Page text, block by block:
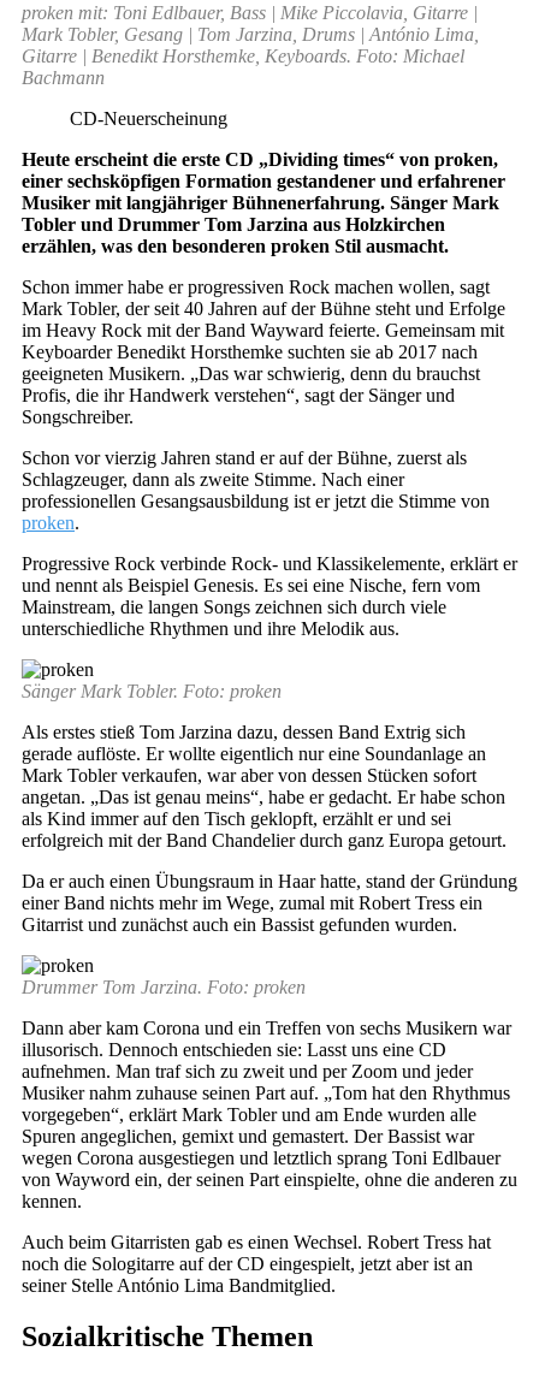
proken mit: Toni Edlbauer, Bass | Mike Piccolavia, Gitarre |
Mark Tobler, Gesang | Tom Jarzina, Drums | António Lima,
Gitarre | Benedikt Horsthemke, Keyboards. Foto: Michael
Bachmann
CD-Neuerscheinung
Heute erscheint die erste CD „Dividing times“ von proken,
einer sechsköpfigen Formation gestandener und erfahrener
Musiker mit langjähriger Bühnenerfahrung. Sänger Mark
Tobler und Drummer Tom Jarzina aus Holzkirchen
erzählen, was den besonderen proken Stil ausmacht.
Schon immer habe er progressiven Rock machen wollen, sagt
Mark Tobler, der seit 40 Jahren auf der Bühne steht und Erfolge
im Heavy Rock mit der Band Wayward feierte. Gemeinsam mit
Keyboarder Benedikt Horsthemke suchten sie ab 2017 nach
geeigneten Musikern. „Das war schwierig, denn du brauchst
Profis, die ihr Handwerk verstehen“, sagt der Sänger und
Songschreiber.
Schon vor vierzig Jahren stand er auf der Bühne, zuerst als
Schlagzeuger, dann als zweite Stimme. Nach einer
professionellen Gesangsausbildung ist er jetzt die Stimme von
proken.
Progressive Rock verbinde Rock- und Klassikelemente, erklärt er
und nennt als Beispiel Genesis. Es sei eine Nische, fern vom
Mainstream, die langen Songs zeichnen sich durch viele
unterschiedliche Rhythmen und ihre Melodik aus.
Sänger Mark Tobler. Foto: proken
Als erstes stieß Tom Jarzina dazu, dessen Band Extrig sich
gerade auflöste. Er wollte eigentlich nur eine Soundanlage an
Mark Tobler verkaufen, war aber von dessen Stücken sofort
angetan. „Das ist genau meins“, habe er gedacht. Er habe schon
als Kind immer auf den Tisch geklopft, erzählt er und sei
erfolgreich mit der Band Chandelier durch ganz Europa getourt.
Da er auch einen Übungsraum in Haar hatte, stand der Gründung
einer Band nichts mehr im Wege, zumal mit Robert Tress ein
Gitarrist und zunächst auch ein Bassist gefunden wurden.
Drummer Tom Jarzina. Foto: proken
Dann aber kam Corona und ein Treffen von sechs Musikern war
illusorisch. Dennoch entschieden sie: Lasst uns eine CD
aufnehmen. Man traf sich zu zweit und per Zoom und jeder
Musiker nahm zuhause seinen Part auf. „Tom hat den Rhythmus
vorgegeben“, erklärt Mark Tobler und am Ende wurden alle
Spuren angeglichen, gemixt und gemastert. Der Bassist war
wegen Corona ausgestiegen und letztlich sprang Toni Edlbauer
von Wayword ein, der seinen Part einspielte, ohne die anderen zu
kennen.
Auch beim Gitarristen gab es einen Wechsel. Robert Tress hat
noch die Sologitarre auf der CD eingespielt, jetzt aber ist an
seiner Stelle António Lima Bandmitglied.
Sozialkritische Themen